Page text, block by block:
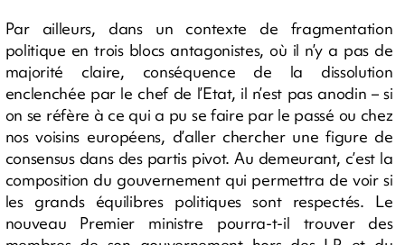
Par ailleurs, dans un contexte de fragmentation
politique en trois blocs antagonistes, où il n’y a pas de
majorité claire, conséquence de la dissolution
enclenchée par le chef de l’Etat, il n’est pas anodin – si
on se réfère à ce qui a pu se faire par le passé ou chez
nos voisins européens, d’aller chercher une figure de
consensus dans des partis pivot. Au demeurant, c’est la
composition du gouvernement qui permettra de voir si
les grands équilibres politiques sont respectés. Le
nouveau Premier ministre pourra-t-il trouver des